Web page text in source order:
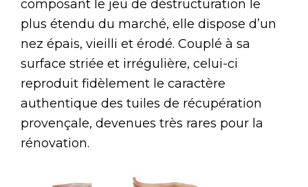
composant le jeu de déstructuration le
plus étendu du marché, elle dispose d’un
nez épais, vieilli et érodé. Couplé à sa
surface striée et irrégulière, celui-ci
reproduit fidèlement le caractère
authentique des tuiles de récupération
provençale, devenues très rares pour la
rénovation.